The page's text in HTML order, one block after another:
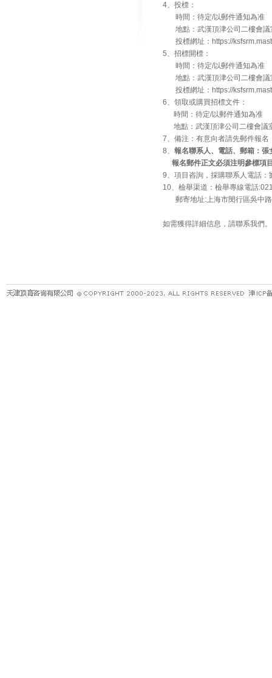
4、投標：
時間：待定/以郵件通知為准
地點：武漢頂津公司二樓會議
投標網址：https://
5、招標開標：
時間：待定/以郵件通知為准
地點：武漢頂津公司二樓會議
投標網址：https://
6、領取或購買招標文件：
時間：待定/以郵件通知為准
地點：武漢頂津公司二樓會議
7、備注：有意向者請先郵件報名
8、 報名聯系人、電話、郵箱：
報名郵件正文必須注明參標項
9、項目咨詢，採購聯系人電話
10、檢舉渠道：檢舉專線電話
郵寄地址:上海市閔行區吳中路
如需獲得詳細信息，請聯系我們。